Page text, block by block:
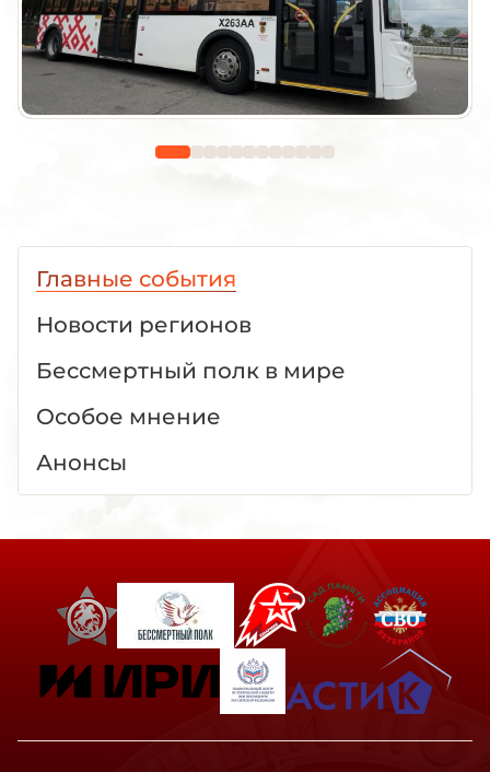
Главные события
Новости регионов
Бессмертный полк в мире
Особое мнение
Анонсы